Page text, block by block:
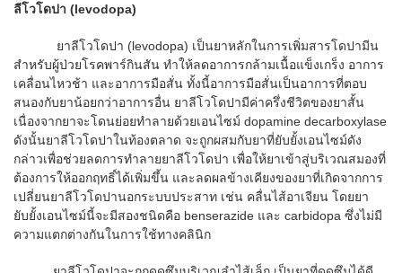
ลีโวโดปา (levodopa)
ยาลีโวโดปา (levodopa) เป็นยาหลักในการเพิ่มสารโดปามีน
สำหรับผู้ป่วยโรคพาร์กินสัน ทำให้ลดอาการกล้ามเนื้อแข็งเกร็ง อาการ
เคลื่อนไหวช้า และอาการมือสั่น ทั้งนี้อาการมือสั่นเป็นอาการที่ตอบ
สนองกับยาน้อยกว่าอาการอื่น ยาลีโวโดปามีค่าครึ่งชีวิตของยาสั้น
เนื่องจากยาจะโดนย่อยทำลายด้วยเอนไซม์ dopamine decarboxylase
ดังนั้นยาลีโวโดปาในท้องตลาด จะถูกผสมกับยาที่ยับยั้งเอนไซม์ดัง
กล่าวเพื่อช่วยลดการทำลายยาลีโวโดปา เพื่อให้ยาเข้าสู่บริเวณสมองที่
ต้องการให้ออกฤทธิ์ได้เพิ่มขึ้น และลดผลข้างเคียงของยาที่เกิดจากการ
เปลี่ยนยาลีโวโดปานอกระบบประสาท เช่น คลื่นไส้อาเจียน โดยยา
ยับยั้งเอนไซม์นี้จะมีสองชนิดคือ benserazide และ carbidopa ซึ่งไม่มี
ความแตกต่างกันในการใช้ทางคลินิก